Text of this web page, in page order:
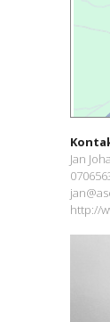
Jan
http://